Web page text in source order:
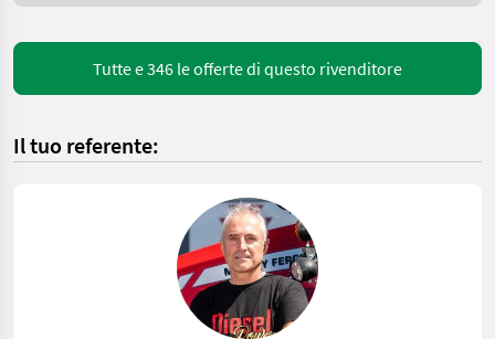
Tutte e 346 le offerte di questo rivenditore
Il tuo referente: